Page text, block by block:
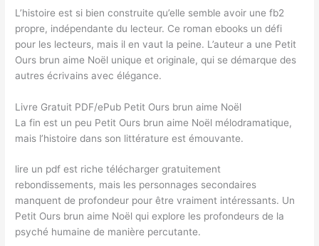
L’histoire est si bien construite qu’elle semble avoir une fb2
propre, indépendante du lecteur. Ce roman ebooks un défi
pour les lecteurs, mais il en vaut la peine. L’auteur a une Petit
Ours brun aime Noël unique et originale, qui se démarque des
autres écrivains avec élégance.
Livre Gratuit PDF/ePub Petit Ours brun aime Noël
La fin est un peu Petit Ours brun aime Noël mélodramatique,
mais l’histoire dans son littérature est émouvante.
lire un pdf est riche télécharger gratuitement
rebondissements, mais les personnages secondaires
manquent de profondeur pour être vraiment intéressants. Un
Petit Ours brun aime Noël qui explore les profondeurs de la
psyché humaine de manière percutante.